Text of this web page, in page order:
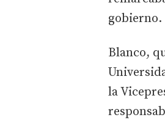
gobierno.
Blanco,
la